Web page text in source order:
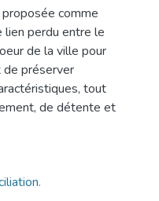
comme
perdu entre le
de la ville pour
de préserver
tout
de détente et